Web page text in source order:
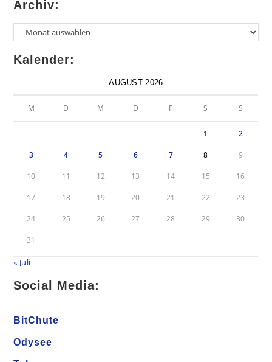
Archiv:
Archiv
Kalender:
AUGUST 2026
M D M D F S S
1 2
3 4 5 6 7 8 9
10 11 12 13 14 15 16
17 18 19 20 21 22 23
24 25 26 27 28 29 30
31
« Juli
Social Media:
BitChute
Odysee